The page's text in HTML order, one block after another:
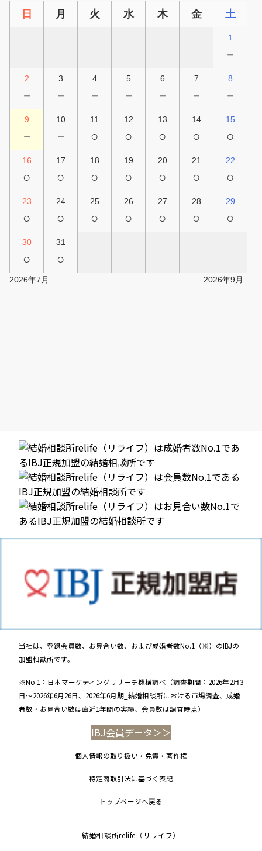
日
月 火 水 木 金 土
1
－
2
－
3
－
4
－
5
－
6
－
7
－
8
－
9
－
10
－
11
○
12
○
13
○
14
○
15
○
16
○
17
○
18
○
19
○
20
○
21
○
22
○
23
○
24
○
25
○
26
○
27
○
28
○
29
○
30
○
31
○
2026年7月 2026年9月
当社は、登録会員数、お見合い数、および成婚者数No.1（※）のIBJの
加盟相談所です。
※No.1：日本マーケティングリサーチ機構調べ（調査期間：2026年2月3
日～2026年6月26日、2026年6月期_結婚相談所における市場調査、成婚
者数・お見合い数は直近1年間の実績、会員数は調査時点）
IBJ会員データ＞＞
個人情報の取り扱い・免責・著作権
特定商取引法に基づく表記
トップページへ戻る
結婚相談所relife（リライフ）